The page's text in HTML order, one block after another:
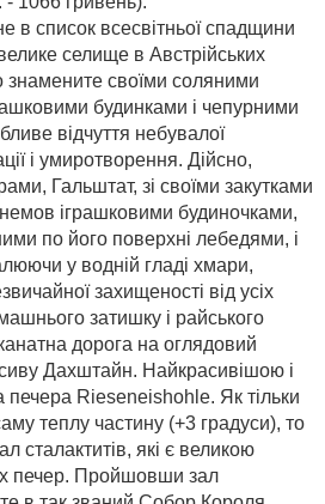
в список всесвітньої спадщини
селище в Австрійських
своїми соляними
будинками і чепурними
відчуття небувалої
і умиротворення. Дійсно,
Гальштат, зі своїми закутками
немов іграшковими будиночками,
по його поверхні лебедями, і
у водній гладі хмари,
захищеності від усіх
затишку і райського
дорога на оглядовий
Дахштайн. Найкрасивішою і
Rieseneishohle. Як тільки
теплу частину (+3 градуси), то
сталактитів, які є великою
печер. Пройшовши зал